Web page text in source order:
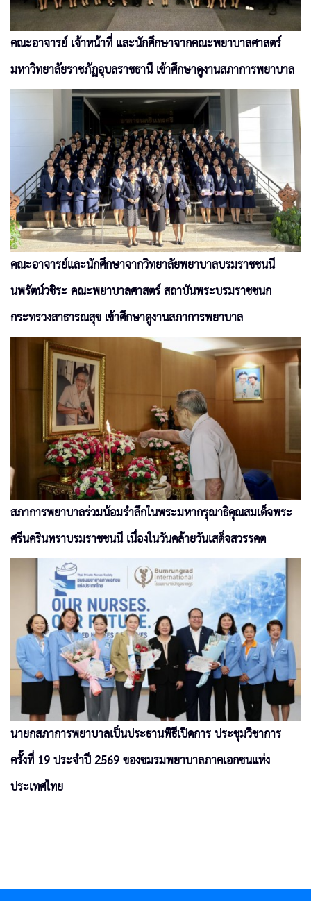
คณะอาจารย์ เจ้าหน้าที่ และนักศึกษาจากคณะพยาบาลศาสตร์
มหาวิทยาลัยราชภัฏอุบลราชธานี เข้าศึกษาดูงานสภาการพยาบาล
คณะอาจารย์และนักศึกษาจากวิทยาลัยพยาบาลบรมราชชนนี
นพรัตน์วชิระ คณะพยาบาลศาสตร์ สถาบันพระบรมราชชนก
กระทรวงสาธารณสุข เข้าศึกษาดูงานสภาการพยาบาล
สภาการพยาบาลร่วมน้อมรำลึกในพระมหากรุณาธิคุณสมเด็จพระ
ศรีนครินทราบรมราชชนนี เนื่องในวันคล้ายวันเสด็จสวรรคต
นายกสภาการพยาบาลเป็นประธานพิธีเปิดการ ประชุมวิชาการ
ครั้งที่ 19 ประจำปี 2569 ของชมรมพยาบาลภาคเอกชนแห่ง
ประเทศไทย